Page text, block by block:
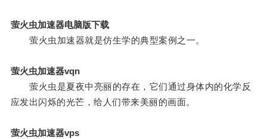
萤火虫加速器电脑版下载
萤火虫加速器就是仿生学的典型案例之一。
萤火虫加速器vqn
萤火虫是夏夜中亮丽的存在，它们通过身体内的化学反
应发出闪烁的光芒，给人们带来美丽的画面。
萤火虫加速器vps